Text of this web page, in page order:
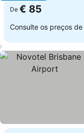
De € 85
Consulte os preços de